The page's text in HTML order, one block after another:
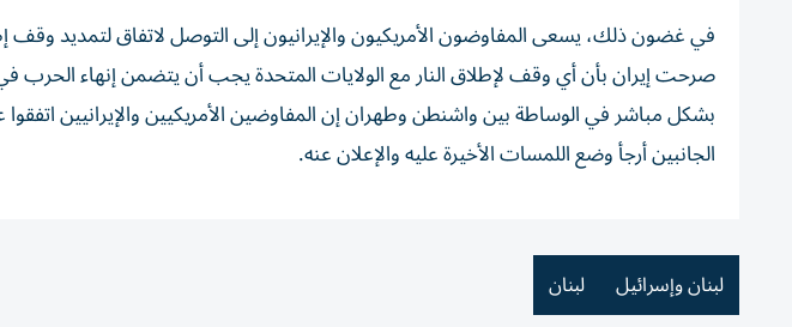
في غضون ذلك، يسعى المفاوضون الأمريكيون والإيرانيون إلى التوصل لاتفاق لتمديد وقف
صرحت إيران بأن أي وقف لإطلاق النار مع الولايات المتحدة يجب أن يتضمن إنهاء
بشكل مباشر في الوساطة بين واشنطن وطهران إن المفاوضين الأمريكيين والإيرانيين اتفقوا
الجانبين أرجأ وضع اللمسات الأخيرة عليه والإعلان عنه.
لبنان وإسرائيل لبنان